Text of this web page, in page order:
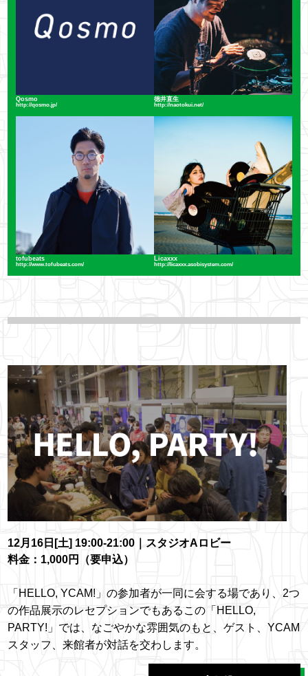
Qosmo
http://qosmo.jp/
徳井直生
http://naotokui.net/
tofubeats
http://www.tofubeats.com/
Licaxxx
http://licaxxx.asobisystem.com/
12月16日[土] 19:00-21:00｜スタジオAロビー
料金：1,000円（要申込）
「HELLO, YCAM!」の参加者が一同に会する場であり、2つ
の作品展示のレセプションでもあるこの「HELLO,
PARTY!」では、なごやかな雰囲気のもと、ゲスト、YCAM
スタッフ、来館者が対話を交わします。